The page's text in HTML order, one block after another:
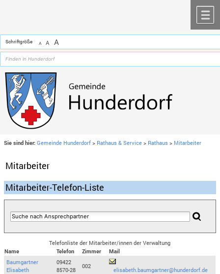
Schriftgröße A A A
Sie sind hier: Gemeinde Hunderdorf > Rathaus & Service > Rathaus > Mitarbeiter
Mitarbeiter
Mitarbeiter-Telefon-Liste
Telefonliste der Mitarbeiter/innen der Verwaltung
Name
Telefon Zimmer
Mail
Baumgartner
Elisabeth
09422
8570-28
002
elisabeth.baumgartner@hunderdorf.de